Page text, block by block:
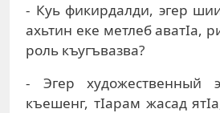
- Куь фикирдалди, эгер
ахьтин еке метлеб аватIа,
роль къугъвазва?
- Эгер художественный
къешенг, тIарам жасад